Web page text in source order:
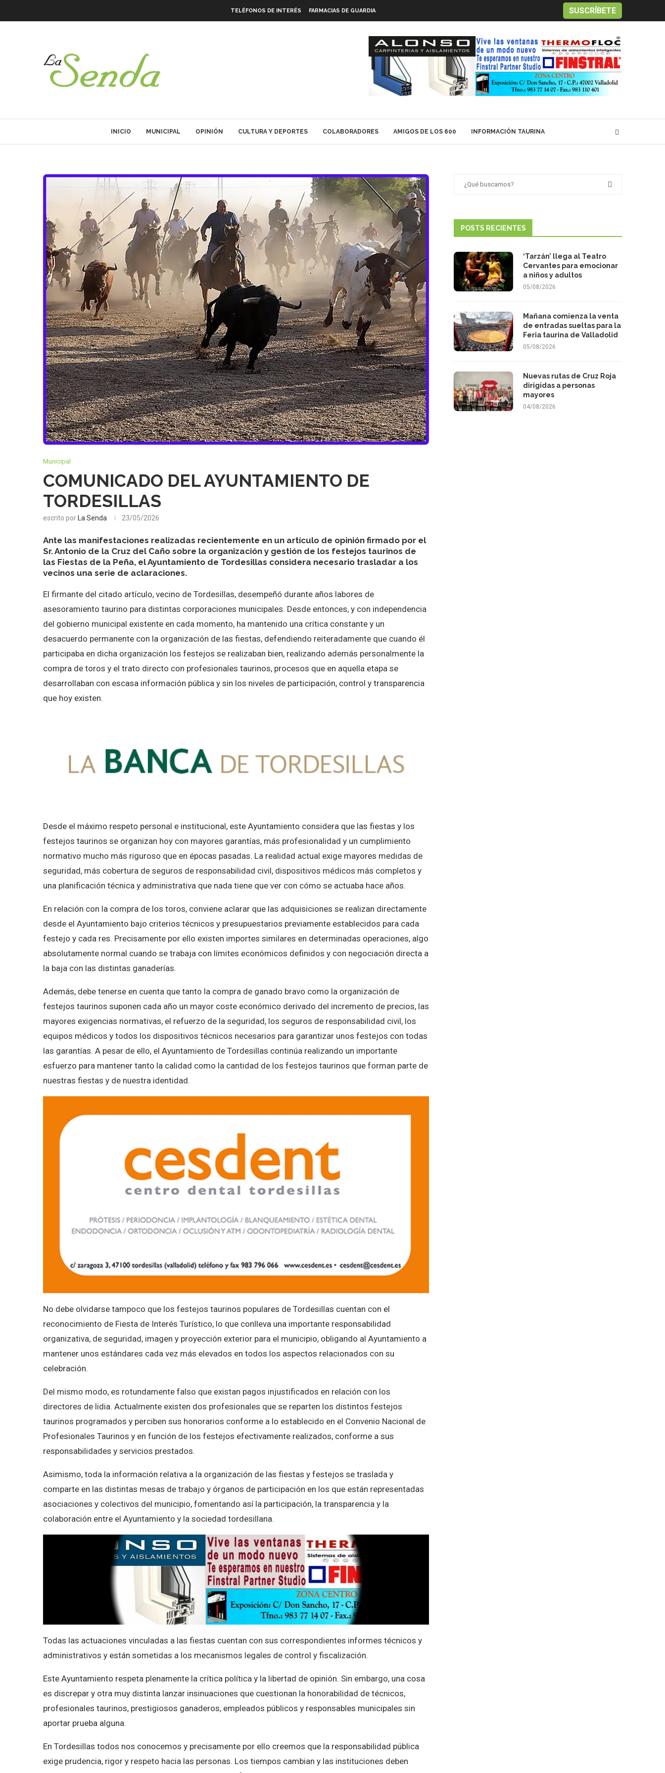
TELÉFONOS DE INTERÉS FARMACIAS DE GUARDIA SUSCRÍBETE
INICIO MUNICIPAL OPINIÓN CULTURA Y DEPORTES COLABORADORES AMIGOS DE LOS 600 INFORMACIÓN TAURINA
Municipal
COMUNICADO DEL AYUNTAMIENTO DE
TORDESILLAS
escrito por La Senda 23/05/2026
Ante las manifestaciones realizadas recientemente en un artículo de opinión firmado por el
Sr. Antonio de la Cruz del Caño sobre la organización y gestión de los festejos taurinos de
las Fiestas de la Peña, el Ayuntamiento de Tordesillas considera necesario trasladar a los
vecinos una serie de aclaraciones.
El firmante del citado artículo, vecino de Tordesillas, desempeñó durante años labores de
asesoramiento taurino para distintas corporaciones municipales. Desde entonces, y con independencia
del gobierno municipal existente en cada momento, ha mantenido una crítica constante y un
desacuerdo permanente con la organización de las fiestas, defendiendo reiteradamente que cuando él
participaba en dicha organización los festejos se realizaban bien, realizando además personalmente la
compra de toros y el trato directo con profesionales taurinos, procesos que en aquella etapa se
desarrollaban con escasa información pública y sin los niveles de participación, control y transparencia
que hoy existen.
Desde el máximo respeto personal e institucional, este Ayuntamiento considera que las fiestas y los
festejos taurinos se organizan hoy con mayores garantías, más profesionalidad y un cumplimiento
normativo mucho más riguroso que en épocas pasadas. La realidad actual exige mayores medidas de
seguridad, más cobertura de seguros de responsabilidad civil, dispositivos médicos más completos y
una planificación técnica y administrativa que nada tiene que ver con cómo se actuaba hace años.
En relación con la compra de los toros, conviene aclarar que las adquisiciones se realizan directamente
desde el Ayuntamiento bajo criterios técnicos y presupuestarios previamente establecidos para cada
festejo y cada res. Precisamente por ello existen importes similares en determinadas operaciones, algo
absolutamente normal cuando se trabaja con límites económicos definidos y con negociación directa a
la baja con las distintas ganaderías.
Además, debe tenerse en cuenta que tanto la compra de ganado bravo como la organización de
festejos taurinos suponen cada año un mayor coste económico derivado del incremento de precios, las
mayores exigencias normativas, el refuerzo de la seguridad, los seguros de responsabilidad civil, los
equipos médicos y todos los dispositivos técnicos necesarios para garantizar unos festejos con todas
las garantías. A pesar de ello, el Ayuntamiento de Tordesillas continúa realizando un importante
esfuerzo para mantener tanto la calidad como la cantidad de los festejos taurinos que forman parte de
nuestras fiestas y de nuestra identidad.
No debe olvidarse tampoco que los festejos taurinos populares de Tordesillas cuentan con el
reconocimiento de Fiesta de Interés Turístico, lo que conlleva una importante responsabilidad
organizativa, de seguridad, imagen y proyección exterior para el municipio, obligando al Ayuntamiento a
mantener unos estándares cada vez más elevados en todos los aspectos relacionados con su
celebración.
Del mismo modo, es rotundamente falso que existan pagos injustificados en relación con los
directores de lidia. Actualmente existen dos profesionales que se reparten los distintos festejos
taurinos programados y perciben sus honorarios conforme a lo establecido en el Convenio Nacional de
Profesionales Taurinos y en función de los festejos efectivamente realizados, conforme a sus
responsabilidades y servicios prestados.
Asimismo, toda la información relativa a la organización de las fiestas y festejos se traslada y
comparte en las distintas mesas de trabajo y órganos de participación en los que están representadas
asociaciones y colectivos del municipio, fomentando así la participación, la transparencia y la
colaboración entre el Ayuntamiento y la sociedad tordesillana.
Todas las actuaciones vinculadas a las fiestas cuentan con sus correspondientes informes técnicos y
administrativos y están sometidas a los mecanismos legales de control y fiscalización.
Este Ayuntamiento respeta plenamente la crítica política y la libertad de opinión. Sin embargo, una cosa
es discrepar y otra muy distinta lanzar insinuaciones que cuestionan la honorabilidad de técnicos,
profesionales taurinos, prestigiosos ganaderos, empleados públicos y responsables municipales sin
aportar prueba alguna.
En Tordesillas todos nos conocemos y precisamente por ello creemos que la responsabilidad pública
exige prudencia, rigor y respeto hacia las personas. Los tiempos cambian y las instituciones deben
POSTS RECIENTES
‘Tarzán’ llega al Teatro
Cervantes para emocionar
a niños y adultos
05/08/2026
Mañana comienza la venta
de entradas sueltas para la
Feria taurina de Valladolid
05/08/2026
Nuevas rutas de Cruz Roja
dirigidas a personas
mayores
04/08/2026